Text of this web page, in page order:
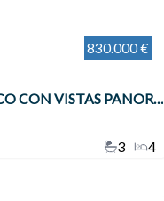
830.000 €
¡LUJOSO ÁTICO CON VISTAS PANORAMICAS EN TORREQUEBRADA!
4
3